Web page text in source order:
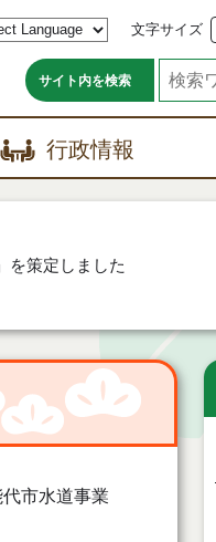
文字サイズ
サイト内を検索
行政情報
を策定しました
市水道事業